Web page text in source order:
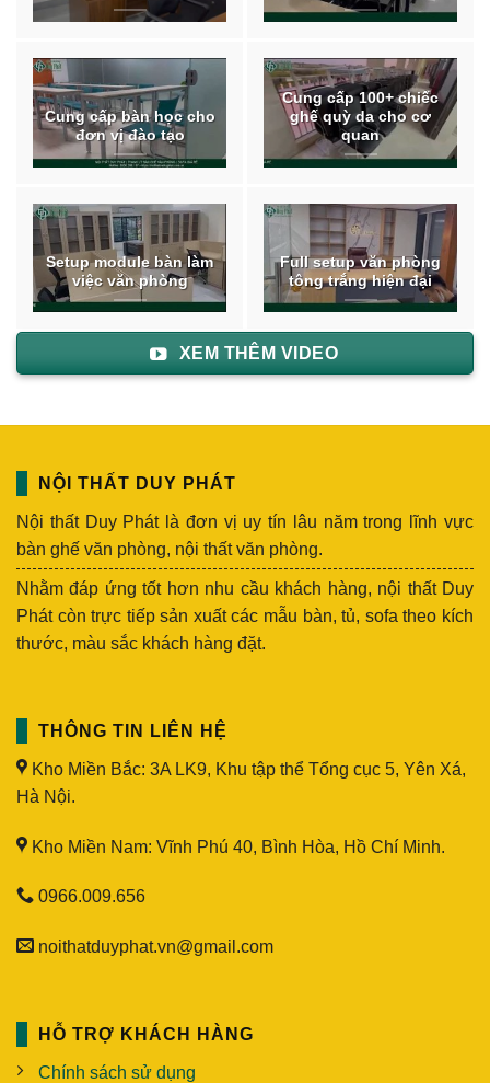
Cung cấp bàn học cho
đơn vị đào tạo
Cung cấp 100+ chiếc
ghế quỳ da cho cơ
quan
Setup module bàn làm
việc văn phòng
Full setup văn phòng
tông trắng hiện đại
XEM THÊM VIDEO
NỘI THẤT DUY PHÁT
Nội thất Duy Phát là đơn vị uy tín lâu năm trong lĩnh vực
bàn ghế văn phòng, nội thất văn phòng.
Nhằm đáp ứng tốt hơn nhu cầu khách hàng, nội thất Duy
Phát còn trực tiếp sản xuất các mẫu bàn, tủ, sofa theo kích
thước, màu sắc khách hàng đặt.
THÔNG TIN LIÊN HỆ
Kho Miền Bắc: 3A LK9, Khu tập thể Tổng cục 5, Yên Xá,
Hà Nội.
Kho Miền Nam: Vĩnh Phú 40, Bình Hòa, Hồ Chí Minh.
0966.009.656
noithatduyphat.vn@gmail.com
HỖ TRỢ KHÁCH HÀNG
Chính sách sử dụng